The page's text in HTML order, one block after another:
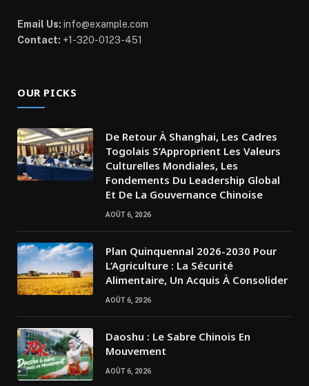
Email Us: info@example.com
Contact: +1-320-0123-451
OUR PICKS
De Retour À Shanghai, Les Cadres
Togolais S’Approprient Les Valeurs
Culturelles Mondiales, Les
Fondements Du Leadership Global
Et De La Gouvernance Chinoise
AOÛT 6, 2026
Plan Quinquennal 2026-2030 Pour
L’Agriculture : La Sécurité
Alimentaire, Un Acquis À Consolider
AOÛT 6, 2026
Daoshu : Le Sabre Chinois En
Mouvement
AOÛT 6, 2026